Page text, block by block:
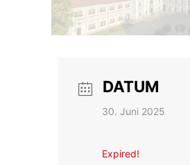
DATUM
30. Juni 2025
Expired!